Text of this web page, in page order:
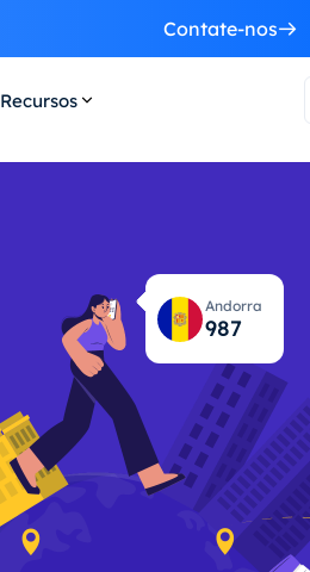
Contate-nos
Recursos
Andorra
1,053